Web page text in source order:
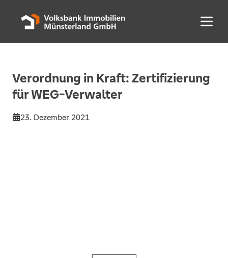
Menü
Verordnung in Kraft: Zertifizierung
für WEG-Verwalter
23. Dezember 2021